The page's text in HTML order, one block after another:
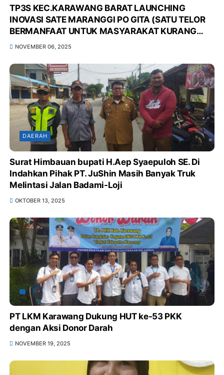
TP3S KEC.KARAWANG BARAT LAUNCHING
INOVASI SATE MARANGGI PO GITA (SATU TELOR
BERMANFAAT UNTUK MASYARAKAT KURANG
GIZI DI POS GIZI KELUARGA KITA), UNTUK
KEC.KARAWANG BARAT*
NOVEMBER 06, 2025
DAERAH
Surat Himbauan bupati H.Aep Syaepuloh SE. Di
Indahkan Pihak PT. JuShin Masih Banyak Truk
Melintasi Jalan Badami-Loji
OKTOBER 13, 2025
PT LKM Karawang Dukung HUT ke-53 PKK
dengan Aksi Donor Darah
NOVEMBER 19, 2025